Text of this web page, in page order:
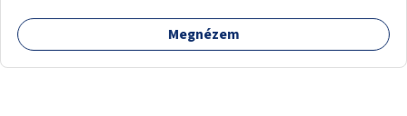
időznek.
Megnézem